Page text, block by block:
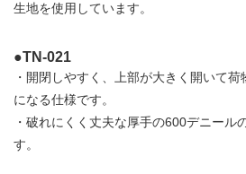
生地を使用しています。
●TN-021
・開閉しやすく、上部が大きく開いて
になる仕様です。
・破れにくく丈夫な厚手の600デニール
す。